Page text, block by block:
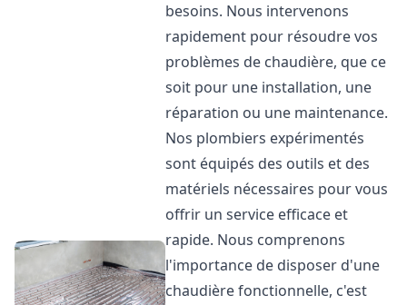
besoins. Nous intervenons
rapidement pour résoudre vos
problèmes de chaudière, que ce
soit pour une installation, une
réparation ou une maintenance.
Nos plombiers expérimentés
sont équipés des outils et des
matériels nécessaires pour vous
offrir un service efficace et
rapide. Nous comprenons
l'importance de disposer d'une
chaudière fonctionnelle, c'est